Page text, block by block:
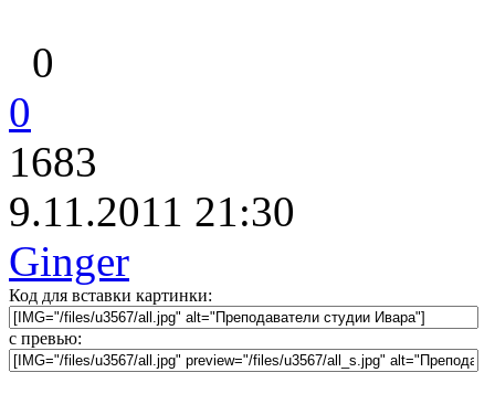
0
0
1683
9.11.2011 21:30
Ginger
Код для вставки картинки:
с превью: